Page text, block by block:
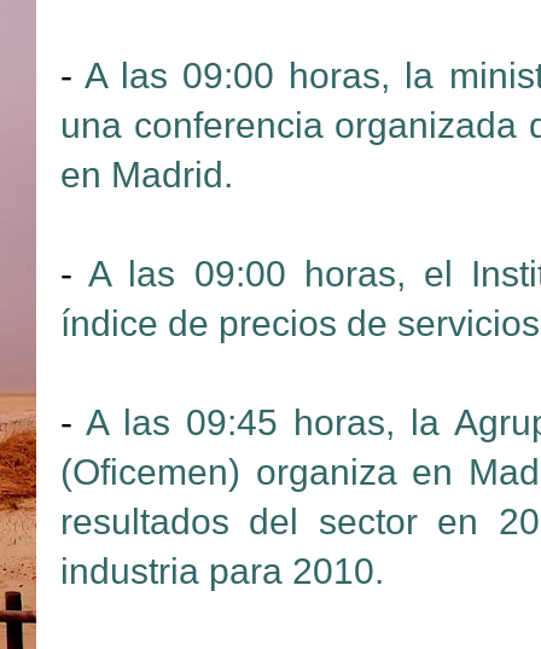
-A las 09:00 horas, la
una conferencia organizada
en Madrid.
-A las 09:00 horas, el
índice de precios de
-A las 09:45 horas, la
(Oficemen) organiza en
resultados del sector en
industria para 2010.